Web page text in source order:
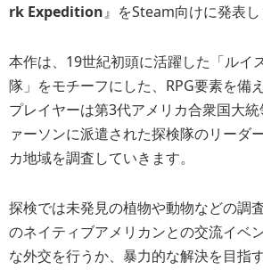
rk Expedition』をSteam向けに発表し
本作は、19世紀初頭に活躍した「ルイ
隊」をモチーフにした、RPG要素を備
プレイヤーは第3代アメリカ合衆国大
ァーソンに派遣された探検隊のリーダ
カ地域を調査していきます。
探検では未発見の植物や動物などの調
のネイティブアメリカンとの交流イベ
な外交を行うか、暴力的な解決を目指